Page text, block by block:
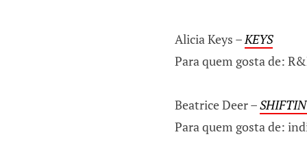
Alicia Keys – KEYS
Para quem gosta de:
Beatrice Deer –
Para quem gosta de: